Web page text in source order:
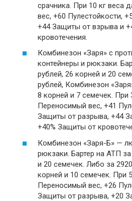
срачника. При 10 кг веса
вес, +60 Пулестойкости,
+44 Защиты от взрыва и
кровотечения.
Комбинезон «Заря» c
контейнеры и рюкзаки.
рублей, 26 корней и 20
рублей, Комбинезон
8 корней и 7 семечек. При
Переносимый вес, +41
Защиты от разрыва, +44
+40% Защиты от
Комбинезон «Заря-Б» —
рюкзаки. Бартер на АТП
и 20 семечек. Либо за
корней и 10 семечек. При
Переносимый вес, +26
Защиты от разрыва, +20